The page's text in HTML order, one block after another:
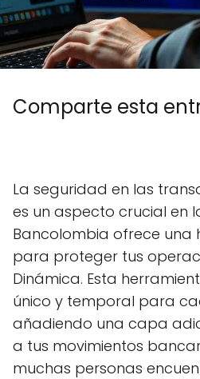
Comparte esta
p
a
r
t
i
r
e
n
w
i
t
t
e
r
)
p
r
t
i
e
n
e
o
o
k
p
a
r
t
i
r
e
n
t
r
e
s
t
La seguridad en las
es un aspecto crucial en
Bancolombia ofrece una
para proteger tus
Dinámica. Esta
único y temporal para
añadiendo una capa
a tus movimientos
muchas personas